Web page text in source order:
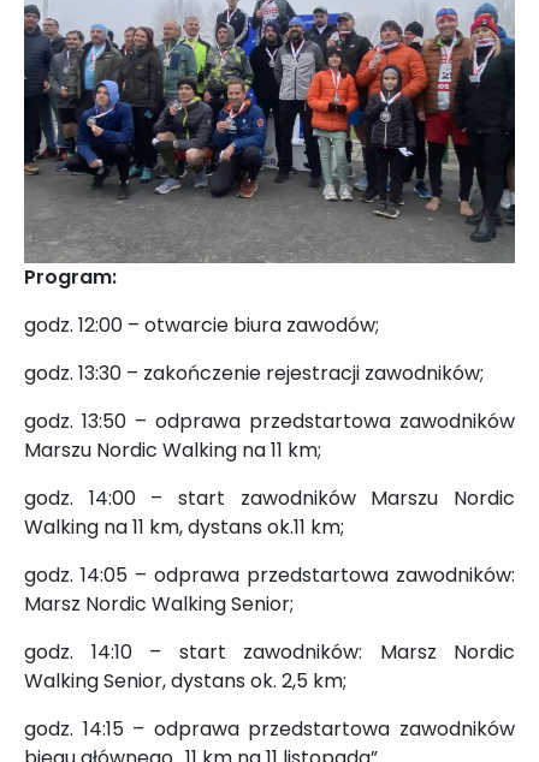
Program:
godz. 12:00 – otwarcie biura zawodów;
godz. 13:30 – zakończenie rejestracji zawodników;
godz. 13:50 – odprawa przedstartowa zawodników
Marszu Nordic Walking na 11 km;
godz. 14:00 – start zawodników Marszu Nordic
Walking na 11 km, dystans ok.11 km;
godz. 14:05 – odprawa przedstartowa zawodników:
Marsz Nordic Walking Senior;
godz. 14:10 – start zawodników: Marsz Nordic
Walking Senior, dystans ok. 2,5 km;
godz. 14:15 – odprawa przedstartowa zawodników